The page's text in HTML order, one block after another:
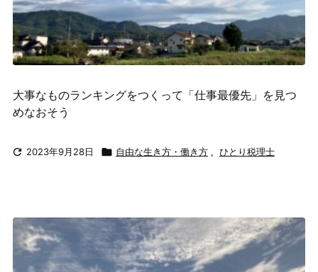
大事なものランキングをつくって「仕事最優先」を見つ
めなおそう
 2023年9月28日  自由な生き方・働き方 , ひとり税理士